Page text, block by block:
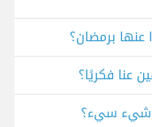
عنها برمضان؟
عنا فكريًا؟
شيء سيء؟